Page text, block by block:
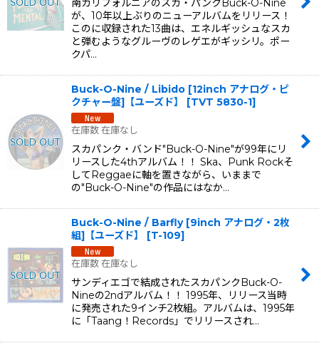
南カリフォルニアのスカ・パンクBuck-O-Nine
が、10年以上ぶりのニューアルバムをリリース！
このに収録された13曲は、エネルギッシュなスカ
と弾むようなグルーヴのレゲエがギッシリ。ポー
クパ…
Buck-O-Nine / Libido [12inch アナログ・ピ
クチャー盤]【ユーズド】
[TVT 5830-1]
在庫数 在庫なし
スカパンク・バンド"Buck-O-Nine"が99年にリ
リースした4thアルバム！！ Ska、Punk Rockそ
してReggaeに軸を置きながら、いままで
の"Buck-O-Nine"の作品にはなか…
Buck-O-Nine / Barfly [9inch アナログ・2枚
組]【ユーズド】
[T-109]
在庫数 在庫なし
サンディエゴで結成されたスカパンクBuck-O-
Nineの2ndアルバム！！ 1995年、リリース当時
に発売された9インチ2枚組。アルバムは、1995年
に「Taang！Records」でリリースされ…